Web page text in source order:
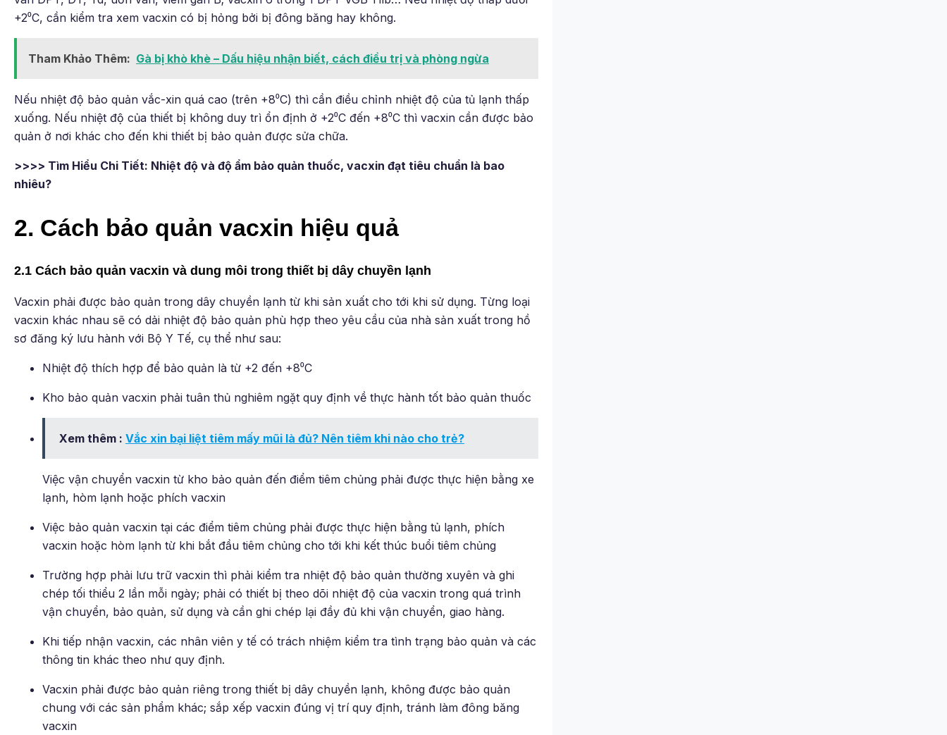
+2⁰C, cần kiểm tra xem vacxin có bị hỏng bởi bị đông băng hay không.
Tham Khảo Thêm: Gà bị khò khè – Dấu hiệu nhận biết, cách điều trị và phòng ngừa
Nếu nhiệt độ bảo quản vắc-xin quá cao (trên +8⁰C) thì cần điều chỉnh nhiệt độ của tủ lạnh thấp
xuống. Nếu nhiệt độ của thiết bị không duy trì ổn định ở +2⁰C đến +8⁰C thì vacxin cần được bảo
quản ở nơi khác cho đến khi thiết bị bảo quản được sửa chữa.
>>>> Tìm Hiểu Chi Tiết: Nhiệt độ và độ ẩm bảo quản thuốc, vacxin đạt tiêu chuẩn là bao
nhiêu?
2. Cách bảo quản vacxin hiệu quả
2.1 Cách bảo quản vacxin và dung môi trong thiết bị dây chuyền lạnh
Vacxin phải được bảo quản trong dây chuyền lạnh từ khi sản xuất cho tới khi sử dụng. Từng loại
vacxin khác nhau sẽ có dải nhiệt độ bảo quản phù hợp theo yêu cầu của nhà sản xuất trong hồ
sơ đăng ký lưu hành với Bộ Y Tế, cụ thể như sau:
Nhiệt độ thích hợp để bảo quản là từ +2 đến +8⁰C
Kho bảo quản vacxin phải tuân thủ nghiêm ngặt quy định về thực hành tốt bảo quản thuốc
Xem thêm : Vắc xin bại liệt tiêm mấy mũi là đủ? Nên tiêm khi nào cho trẻ?
Việc vận chuyển vacxin từ kho bảo quản đến điểm tiêm chủng phải được thực hiện bằng xe
lạnh, hòm lạnh hoặc phích vacxin
Việc bảo quản vacxin tại các điểm tiêm chủng phải được thực hiện bằng tủ lạnh, phích
vacxin hoặc hòm lạnh từ khi bắt đầu tiêm chủng cho tới khi kết thúc buổi tiêm chủng
Trường hợp phải lưu trữ vacxin thì phải kiểm tra nhiệt độ bảo quản thường xuyên và ghi
chép tối thiểu 2 lần mỗi ngày; phải có thiết bị theo dõi nhiệt độ của vacxin trong quá trình
vận chuyển, bảo quản, sử dụng và cần ghi chép lại đầy đủ khi vận chuyển, giao hàng.
Khi tiếp nhận vacxin, các nhân viên y tế có trách nhiệm kiểm tra tình trạng bảo quản và các
thông tin khác theo như quy định.
Vacxin phải được bảo quản riêng trong thiết bị dây chuyền lạnh, không được bảo quản
chung với các sản phẩm khác; sắp xếp vacxin đúng vị trí quy định, tránh làm đông băng
vacxin